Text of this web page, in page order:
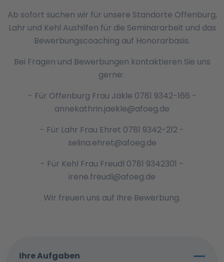
Ab sofort suchen wir für unsere Standorte Offenburg,
Lahr und Kehl Aushilfen für die Seminararbeit und das
Bewerbungscoaching auf Honorarbasis.
Bei Fragen und Bewerbungen kontaktieren Sie uns
gerne:
- Für Offenburg Frau Jäkle 0781 9342-166 -
annekathrin.jaekle@afoeg.de
- Für Lahr Frau Ehret 0781 9342-212 -
selina.ehret@afoeg.de
- Für Kehl Frau Freudl 0781 9342301 -
irene.freudl@afoeg.de
Wir freuen uns auf Ihre Bewerbung.
Ihre Aufgaben